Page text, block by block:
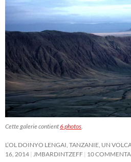
Cette galerie contient6 photos
L’OL DOINYO LENGAI, TANZANIE, UN
16, 2014
JMBARDINTZEFF 10